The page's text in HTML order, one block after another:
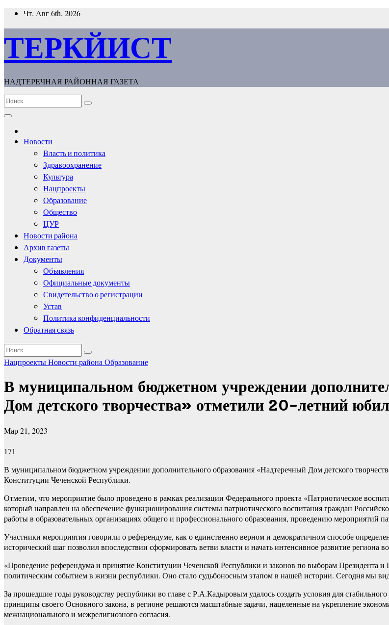
ПерейтиЧт. Авг 6th, 2026
ТЕРКЙИСТ
НАДТЕРЕЧНАЯ РАЙОННАЯ ГАЗЕТА
Новости
Власть и политика
Здравоохранение
Культура
Нацпроекты
Образование
Общество
ЦУР
Новости района
Архив газеты
Документы
Объявления
Официальные документы
Свидетельство о регистрации
Устав
Политика конфиденциальности
Обратная связь
НацпроектыНовости района Образование
В муниципальном бюджетном учреждении
Дом детского творчества» отметили 20-летний
Мар 21, 2023
171
В муниципальном бюджетном учреждении дополнительного образования «Надтеречный Дом детского
Конституции Чеченской Республики.
Отметим, что мероприятие было проведено в рамках реализации Федерального проекта «Патриотическое
который направлен на обеспечение функционирования системы патриотического воспитания граждан
работы в образовательных организациях общего и профессионального образования, проведению мероприятий
Участники мероприятия говорили о референдуме, как о единственно верном и демократичном способе
исторический шаг позволил впоследствии сформировать ветви власти и начать интенсивное развитие региона
«Проведение референдума и принятие Конституции Чеченской Республики и законов по выборам Президента
политическим событием в жизни республики. Оно стало судьбоносным этапом в нашей истории. Сегодня мы
За прошедшие годы руководству республики во главе с Р.А.Кадыровым удалось создать условия для
принципы своего Основного закона, в регионе решаются масштабные задачи, нацеленные на укрепление
межнационального и межрелигиозного согласия.